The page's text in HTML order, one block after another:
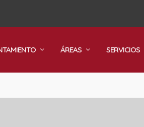
ÁREAS SERVICIOS